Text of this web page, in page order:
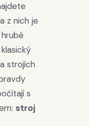
z nich je
strojích
s
stroj